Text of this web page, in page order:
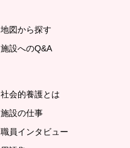
地図から探す
施設へのQ&A
社会的養護とは
施設の仕事
職員インタビュー